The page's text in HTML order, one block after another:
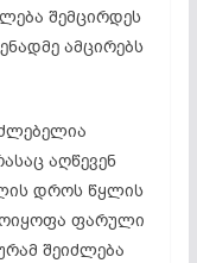
შემცირდეს
ამცირებს
აღწევენ
დროს წყლის
ფარული
შეიძლება